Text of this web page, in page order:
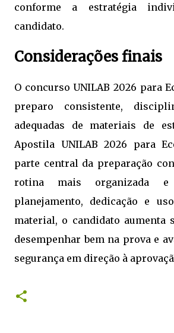
conforme a estratégia
candidato.
Considerações finais
O concurso UNILAB 2026 para
preparo consistente,
adequadas de materiais de
Apostila UNILAB 2026 para
parte central da preparação
rotina mais organizada e
planejamento, dedicação e
material, o candidato aumenta
desempenhar bem na prova e
segurança em direção à